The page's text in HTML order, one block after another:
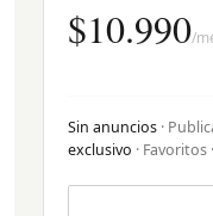
$10.990/
Sin anuncios ·
exclusivo ·